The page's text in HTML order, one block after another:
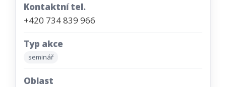
Kontaktní tel.
+420 734 839 966
Typ akce
seminář
Oblast